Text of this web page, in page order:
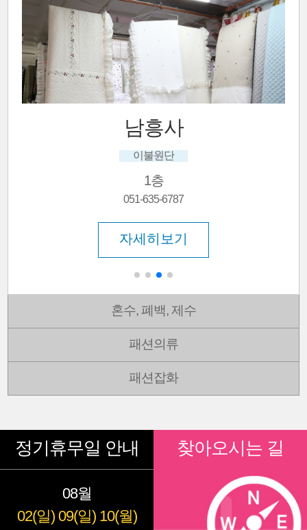
남흥사
이불원단
1층
051-635-6787
자세히보기
혼수, 폐백, 제수
패션의류
패션잡화
정기휴무일 안내
08월
02(일) 09(일) 10(월)
찾아오시는 길